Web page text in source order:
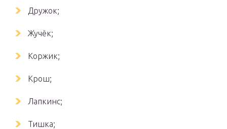
Дружок;
Жучёк;
Коржик;
Крош;
Лапкинс;
Тишка;